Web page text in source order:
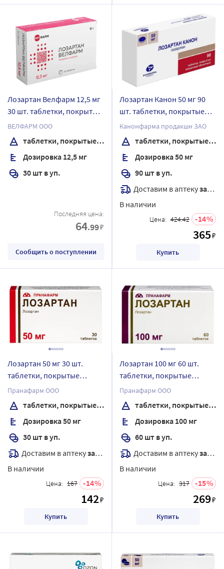
Лозартан Велфарм 12,5 мг
30 шт. таблетки, покрытые
пленочной оболочкой
ВЕЛФАРМ ООО
таблетки, покрытые пленочной оболочкой
Дозировка 12,5 мг
30 шт в уп.
Последняя цена:
64.99₽
Сообщить о поступлении
Лозартан Канон 50 мг 90
шт. таблетки, покрытые
пленочной оболочкой
Канонфарма продакшн ЗАО
таблетки, покрытые пленочной оболочкой
Дозировка 50 мг
90 шт в уп.
Доставим в аптекузавтра
В наличии
Цена: 424.42 14
365₽
Купить
Лозартан 50 мг 30 шт.
таблетки, покрытые
пленочной оболочкой
Пранафарм ООО
таблетки, покрытые пленочной оболочкой
Дозировка 50 мг
30 шт в уп.
Доставим в аптекузавтра
В наличии
Цена: 167 14
142₽
Купить
Лозартан 100 мг 60 шт.
таблетки, покрытые
пленочной оболочкой
Пранафарм ООО
таблетки, покрытые пленочной оболочкой
Дозировка 100 мг
60 шт в уп.
Доставим в аптекузавтра
В наличии
Цена: 317 15
269₽
Купить